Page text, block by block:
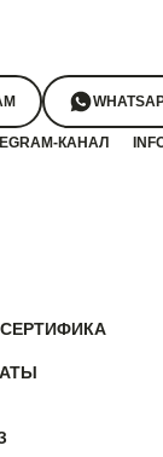
КАНАЛ